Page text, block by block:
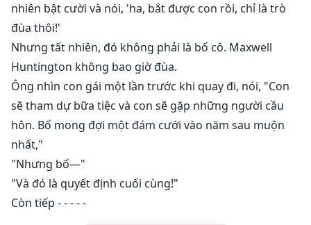
nhiên bật cười và nói, 'ha, bắt được con rồi, chỉ là trò
đùa thôi!'
Nhưng tất nhiên, đó không phải là bố cô. Maxwell
Huntington không bao giờ đùa.
Ông nhìn con gái một lần trước khi quay đi, nói, "Con
sẽ tham dự bữa tiệc và con sẽ gặp những người cầu
hôn. Bố mong đợi một đám cưới vào năm sau muộn
nhất,"
"Nhưng bố—"
"Và đó là quyết định cuối cùng!"
Còn tiếp - - - - -